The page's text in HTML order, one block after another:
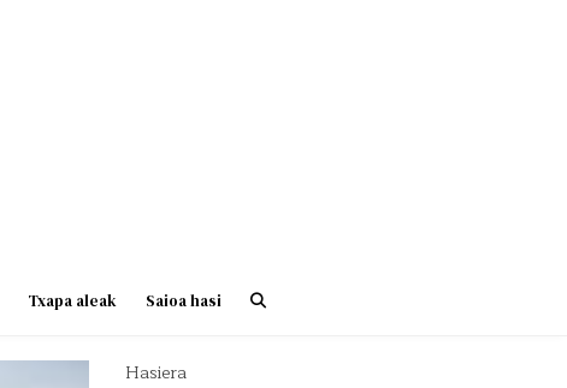
Txapa aleak Saioa hasi
Hasiera